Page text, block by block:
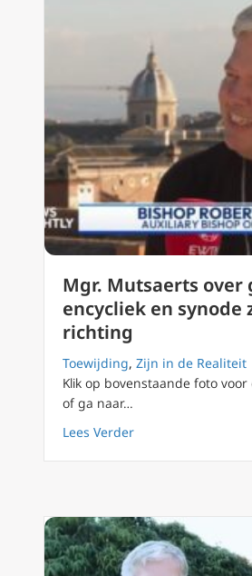
Mgr. Mutsaerts over
encycliek en synode
richting
Toewijding, Zijn in de Realiteit
Klik op bovenstaande foto
of ga naar…
Lees Verderabout Mgr.